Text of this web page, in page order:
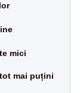
mici
mai puțini